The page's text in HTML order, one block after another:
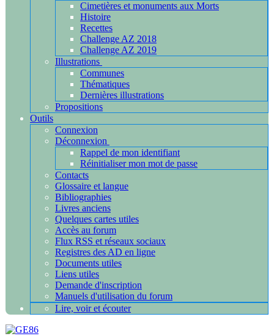
Cimetières et monuments aux Morts
Histoire
Recettes
Challenge AZ 2018
Challenge AZ 2019
Illustrations
Communes
Thématiques
Dernières illustrations
Propositions
Outils
Connexion
Déconnexion
Rappel de mon identifiant
Réinitialiser mon mot de passe
Contacts
Glossaire et langue
Bibliographies
Livres anciens
Quelques cartes utiles
Accès au forum
Flux RSS et réseaux sociaux
Registres des AD en ligne
Documents utiles
Liens utiles
Demande d'inscription
Manuels d'utilisation du forum
Lire, voir et écouter